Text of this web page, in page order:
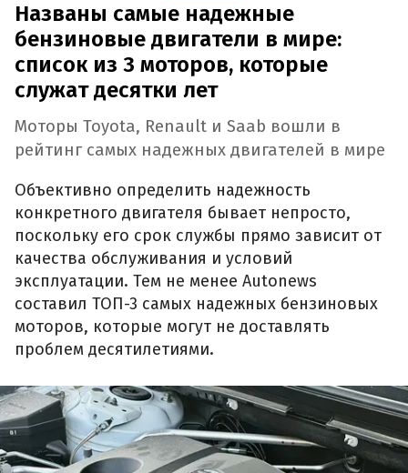
Названы самые надежные
бензиновые двигатели в мире:
список из 3 моторов, которые
служат десятки лет
Моторы Toyota, Renault и Saab вошли в
рейтинг самых надежных двигателей в мире
Объективно определить надежность
конкретного двигателя бывает непросто,
поскольку его срок службы прямо зависит от
качества обслуживания и условий
эксплуатации. Тем не менее Autonews
составил ТОП-3 самых надежных бензиновых
моторов, которые могут не доставлять
проблем десятилетиями.